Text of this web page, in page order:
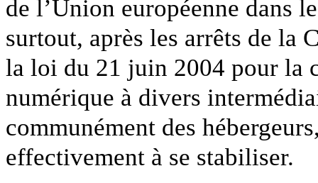
de l’Union européenne dans
surtout, après les arrêts de la
la loi du 21 juin 2004 pour la
numérique à divers
communément des
effectivement à se stabiliser.